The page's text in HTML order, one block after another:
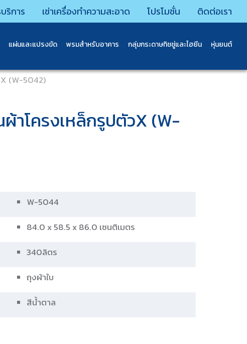
ริการ เช่าเครื่องทำความสะอาด โปรโมชั่น ติดต่อเรา
แผ่นและแปรงขัด พรมสําหรับอาคาร กลุ่มกระดาษทิชชู่และไฮยีน หุ่นยนต์
(W-5042)
าโครงเหล็กรูปตัวX (W-
W-5044
84.0 x 58.5 x 86.0 เซนติเมตร
340ลิตร
ถุงผ้าใบ
สีน้ำตาล